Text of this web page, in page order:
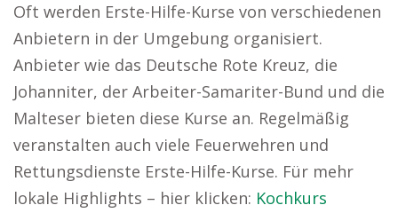
Oft werden Erste-Hilfe-Kurse von verschiedenen
Anbietern in der Umgebung organisiert.
Anbieter wie das Deutsche Rote Kreuz, die
Johanniter, der Arbeiter-Samariter-Bund und die
Malteser bieten diese Kurse an. Regelmäßig
veranstalten auch viele Feuerwehren und
Rettungsdienste Erste-Hilfe-Kurse. Für mehr
lokale Highlights – hier klicken: Kochkurs